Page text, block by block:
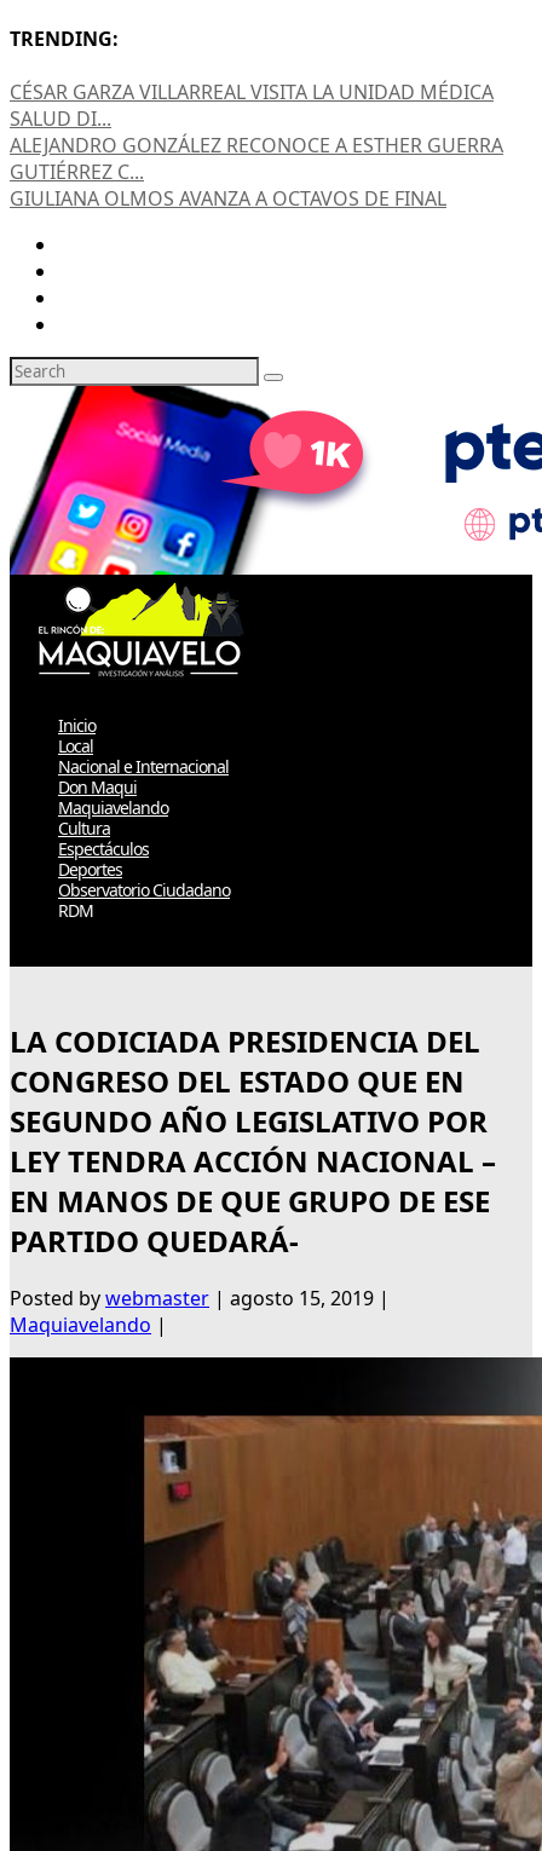
TRENDING:
CÉSAR GARZA VILLARREAL VISITA LA UNIDAD MÉDICA
SALUD DI...
ALEJANDRO GONZÁLEZ RECONOCE A ESTHER GUERRA
GUTIÉRREZ C...
GIULIANA OLMOS AVANZA A OCTAVOS DE FINAL
Inicio
Local
Nacional e Internacional
Don Maqui
Maquiavelando
Cultura
Espectáculos
Deportes
Observatorio Ciudadano
RDM
LA CODICIADA PRESIDENCIA DEL
CONGRESO DEL ESTADO QUE EN
SEGUNDO AÑO LEGISLATIVO POR
LEY TENDRA ACCIÓN NACIONAL –
EN MANOS DE QUE GRUPO DE ESE
PARTIDO QUEDARÁ-
Posted bywebmaster | agosto 15, 2019 |
Maquiavelando |